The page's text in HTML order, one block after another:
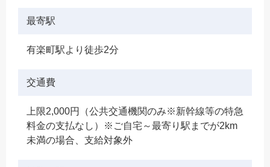
最寄駅
有楽町駅より徒歩2分
交通費
上限2,000円（公共交通機関のみ※新幹線等の特急
料金の支払なし）※ご自宅～最寄り駅までが2km
未満の場合、支給対象外